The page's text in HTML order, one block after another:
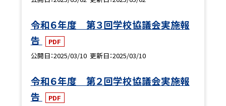
令和６年度 第３回学校協議会実施報
告
PDF
公開日 2025/03/10 更新日 2025/03/10
令和６年度 第２回学校協議会実施報
告
PDF